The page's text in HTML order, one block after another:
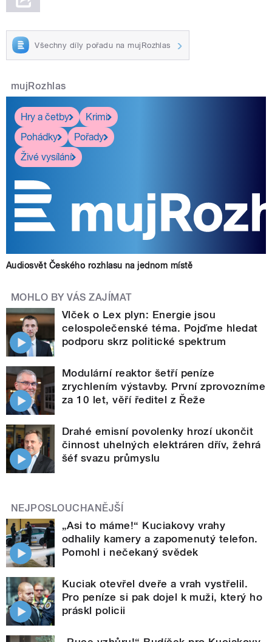
Všechny díly pořadu na mujRozhlas
mujRozhlas
Hry a četby
Krimi
Pohádky
Pořady
Živé vysílání
Audiosvět Českého rozhlasu na jednom místě
MOHLO BY VÁS ZAJÍMAT
Vlček o Lex plyn: Energie jsou
celospolečenské téma. Pojďme hledat
podporu skrz politické spektrum
Modulární reaktor šetří peníze
zrychlením výstavby. První zprovozníme
za 10 let, věří ředitel z Řeže
Drahé emisní povolenky hrozí ukončit
činnost uhelných elektráren dřív, žehrá
šéf svazu průmyslu
NEJPOSLOUCHANĚJŠÍ
„Asi to máme!“ Kuciakovy vrahy
odhalily kamery a zapomenutý telefon.
Pomohl i nečekaný svědek
Kuciak otevřel dveře a vrah vystřelil.
Pro peníze si pak dojel k muži, který ho
práskl policii